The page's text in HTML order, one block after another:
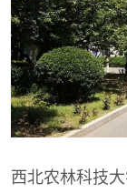
西北农林科技